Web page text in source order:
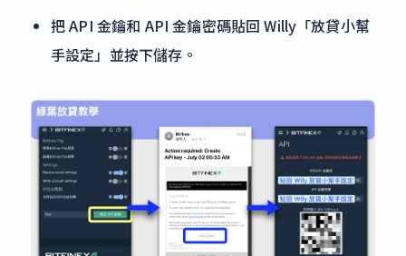
把 API 金鑰和 API 金鑰密碼貼回 Willy「放貸小幫
手設定」並按下儲存。